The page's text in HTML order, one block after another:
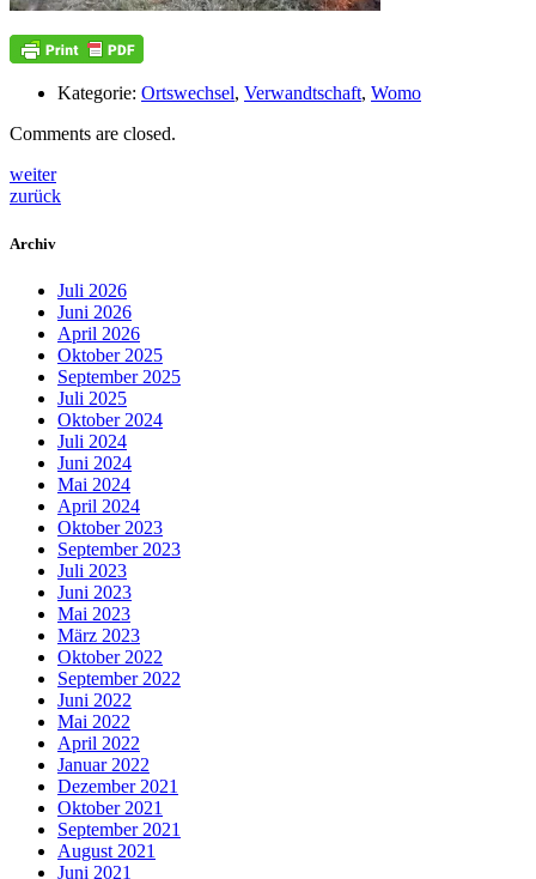
Kategorie: Ortswechsel, Verwandtschaft, Womo
Comments are closed.
weiter
zurück
Archiv
Juli 2026
Juni 2026
April 2026
Oktober 2025
September 2025
Juli 2025
Oktober 2024
Juli 2024
Juni 2024
Mai 2024
April 2024
Oktober 2023
September 2023
Juli 2023
Juni 2023
Mai 2023
März 2023
Oktober 2022
September 2022
Juni 2022
Mai 2022
April 2022
Januar 2022
Dezember 2021
Oktober 2021
September 2021
August 2021
Juni 2021